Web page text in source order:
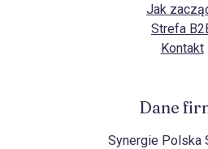
Jak
Strefa
Kontakt
Dane
Synergie Polska